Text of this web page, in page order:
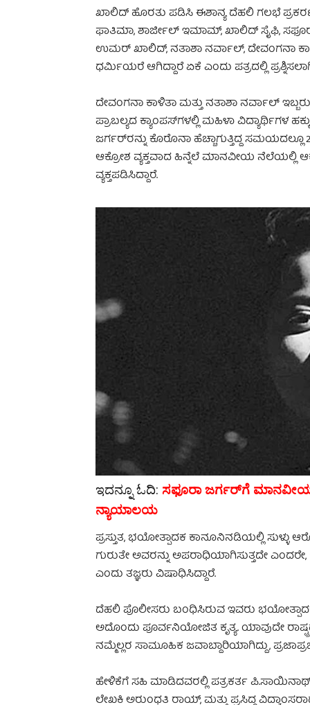
ಖಾಲಿದ್ ಹೊರತು ಪಡಿಸಿ ಈಶಾನ್ಯ ದೆಹಲಿ ಗಲಭೆ
ಫಾತಿಮಾ, ಶಾರ್ಜೀಲ್ ಇಮಾಮ್, ಖಾಲಿದ್ ಸೈಫಿ,
ಉಮರ್ ಖಾಲಿದ್, ನತಾಶಾ ನರ್ವಾಲ್, ದೇವಂಗನಾ
ಧರ್ಮಿಯರೆ ಆಗಿದ್ದಾರೆ ಏಕೆ ಎಂದು ಪತ್ರದಲ್ಲಿ
ದೇವಂಗನಾ ಕಾಳಿತಾ ಮತ್ತು ನತಾಶಾ ನರ್ವಾಲ್
ಪ್ರಾಬಲ್ಯದ ಕ್ಯಾಂಪಸ್‌ಗಳಲ್ಲಿ ಮಹಿಳಾ ವಿದ್ಯಾರ್ಥಿಗಳ
ಜರ್ಗರ್‌ರನ್ನು ಕೊರೊನಾ ಹೆಚ್ಚಾಗುತ್ತಿದ್ದ
ಆಕ್ರೋಶ ವ್ಯಕ್ತವಾದ ಹಿನ್ನೆಲೆ ಮಾನವೀಯ ನೆಲೆಯಲ್ಲಿ
ವ್ಯಕ್ತಪಡಿಸಿದ್ದಾರೆ.
ಇದನ್ನೂ ಓದಿ: ಸಫೂರಾ ಜರ್ಗರ್‌ಗೆ
ನ್ಯಾಯಾಲಯ
ಪ್ರಸ್ತುತ, ಭಯೋತ್ಪಾದಕ ಕಾನೂನಿನಡಿಯಲ್ಲಿ ಸುಳ್ಳು
ಗುರುತೇ ಅವರನ್ನು ಅಪರಾಧಿಯಾಗಿಸುತ್ತದೇ ಎಂದರೇ,
ಎಂದು ತಜ್ಞರು ವಿಷಾಧಿಸಿದ್ದಾರೆ.
ದೆಹಲಿ ಪೊಲೀಸರು ಬಂಧಿಸಿರುವ ಇವರು
ಅದೊಂದು ಪೂರ್ವನಿಯೋಜಿತ ಕೃತ್ಯ. ಯಾವುದೇ
ನಮ್ಮೆಲ್ಲರ ಸಾಮೂಹಿಕ ಜವಾಬ್ದಾರಿಯಾಗಿದ್ದು,
ಹೇಳಿಕೆಗೆ ಸಹಿ ಮಾಡಿದವರಲ್ಲಿ ಪತ್ರಕರ್ತ
ಲೇಖಕಿ ಅರುಂಧತಿ ರಾಯ್, ಮತ್ತು ಪ್ರಸಿದ್ಧ